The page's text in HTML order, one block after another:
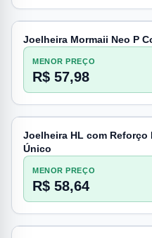
Joelheira Mormaii Neo P
MENOR PREÇO
R$ 57,98
Joelheira HL com Reforço
Único
MENOR PREÇO
R$ 58,64